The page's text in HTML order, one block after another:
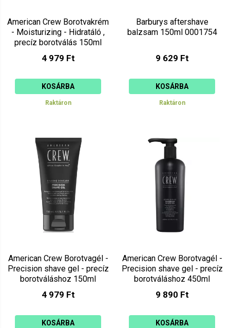
American Crew Borotvakrém
- Moisturizing - Hidratáló ,
precíz borotválás 150ml
4 979 Ft
KOSÁRBA
Raktáron
Barburys aftershave
balzsam 150ml 0001754
9 629 Ft
KOSÁRBA
Raktáron
American Crew Borotvagél -
Precision shave gel - precíz
borotváláshoz 150ml
4 979 Ft
KOSÁRBA
American Crew Borotvagél -
Precision shave gel - precíz
borotváláshoz 450ml
9 890 Ft
KOSÁRBA